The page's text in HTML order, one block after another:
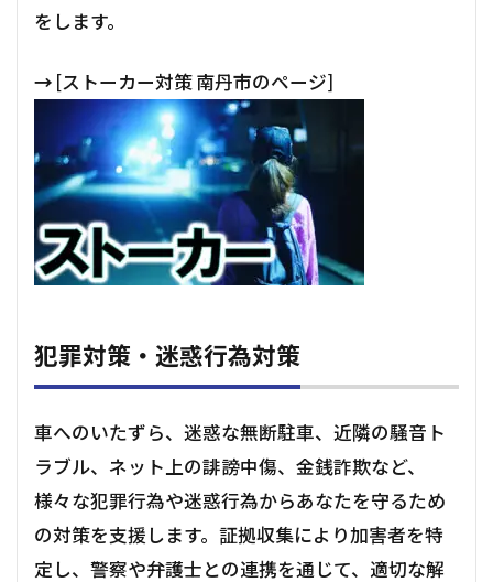
をします。
→ [ストーカー対策 南丹市のページ]
犯罪対策・迷惑行為対策
車へのいたずら、迷惑な無断駐車、近隣の騒音ト
ラブル、ネット上の誹謗中傷、金銭詐欺など、
様々な犯罪行為や迷惑行為からあなたを守るため
の対策を支援します。証拠収集により加害者を特
定し、警察や弁護士との連携を通じて、適切な解